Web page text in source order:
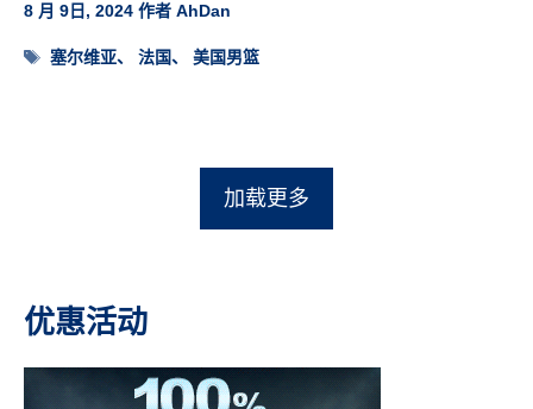
8 月 9日, 2024 作者 AhDan
标
塞尔维亚、法国、美国男篮
加载更多
优惠活动